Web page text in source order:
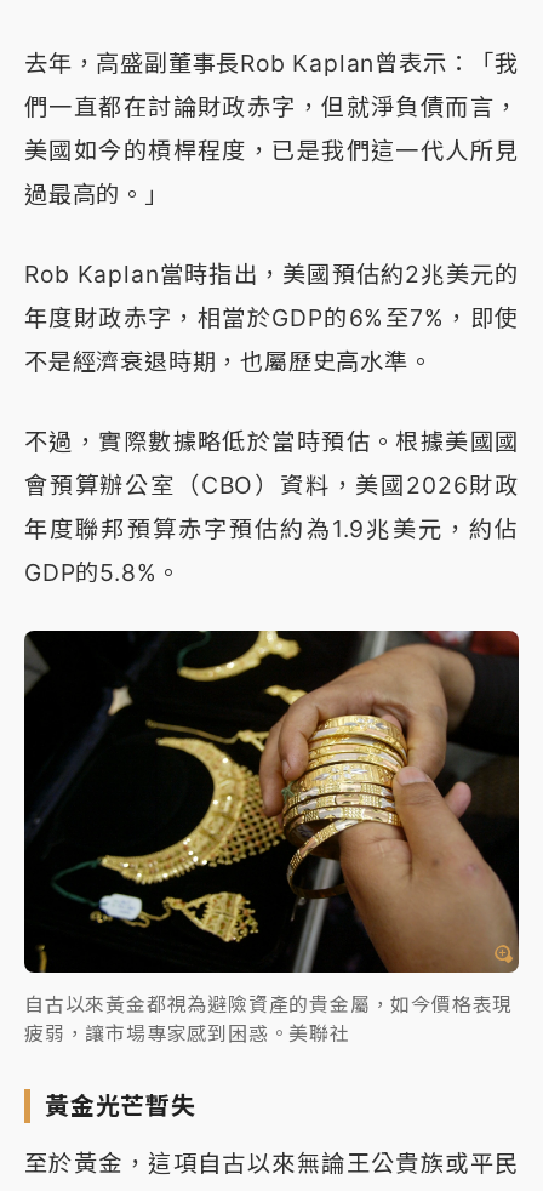
去年，高盛副董事長Rob Kaplan曾表示：「我
們一直都在討論財政赤字，但就淨負債而言，
美國如今的槓桿程度，已是我們這一代人所見
過最高的。」
Rob Kaplan當時指出，美國預估約2兆美元的
年度財政赤字，相當於GDP的6%至7%，即使
不是經濟衰退時期，也屬歷史高水準。
不過，實際數據略低於當時預估。根據美國國
會預算辦公室（CBO）資料，美國2026財政
年度聯邦預算赤字預估約為1.9兆美元，約佔
GDP的5.8%。
自古以來黃金都視為避險資產的貴金屬，如今價格表現
疲弱，讓市場專家感到困惑。美聯社
黃金光芒暫失
至於黃金，這項自古以來無論王公貴族或平民